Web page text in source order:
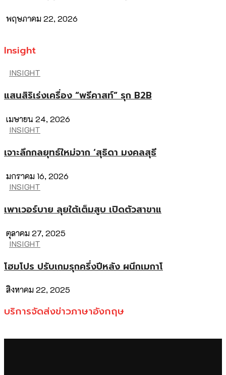
พฤษภาคม 22, 2026
Insight
INSIGHT
แสนสิริเร่งเครื่อง “พรีคาสท์” รุก B2B
เมษายน 24, 2026
INSIGHT
เจาะลึกกลยุทธ์ใหม่จาก ‘สุธิดา มงคลสุธี
มกราคม 16, 2026
INSIGHT
เพาเวอร์บาย ลุยใต้เต็มสูบ เปิดตัวสาขาแ
ตุลาคม 27, 2025
INSIGHT
โฮมโปร ปรับเกมรุกครึ่งปีหลัง ผนึกเมกาโ
สิงหาคม 22, 2025
บริการจัดส่งข่าวภาษาอังกฤษ